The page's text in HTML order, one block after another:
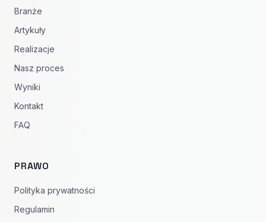
Branże
Artykuły
Realizacje
Nasz proces
Wyniki
Kontakt
FAQ
PRAWO
Polityka prywatności
Regulamin